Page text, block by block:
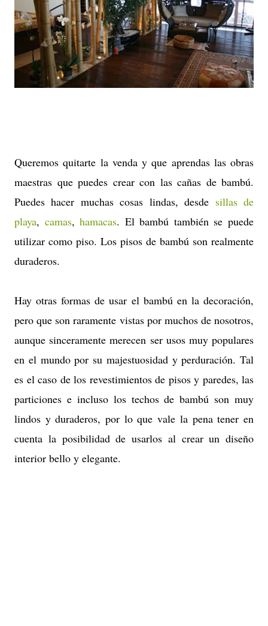
Queremos quitarte la venda y que aprendas las obras
maestras que puedes crear con las cañas de bambú.
Puedes hacer muchas cosas lindas, desde sillas de
playa, camas,hamacas. El bambú también se puede
utilizar como piso. Los pisos de bambú son realmente
duraderos.
Hay otras formas de usar el bambú en la decoración,
pero que son raramente vistas por muchos de nosotros,
aunque sinceramente merecen ser usos muy populares
en el mundo por su majestuosidad y perduración. Tal
es el caso de los revestimientos de pisos y paredes, las
particiones e incluso los techos de bambú son muy
lindos y duraderos, por lo que vale la pena tener en
cuenta la posibilidad de usarlos al crear un diseño
interior bello y elegante.